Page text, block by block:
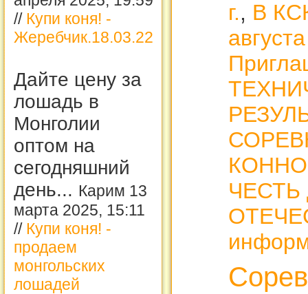
// Купи коня! -
Жеребчик.18.03.22
Дайте цену за
лошадь в
Монголии
оптом на
сегодняшний
день... Карим 13
марта 2025, 15:11
// Купи коня! -
продаем
монгольских
лошадей
г., В